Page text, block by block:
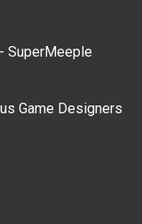
SuperMeeple
Game Designers